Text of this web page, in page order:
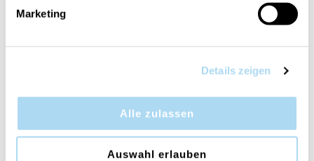
Marketing
Details zeigen
Alle zulassen
Auswahl erlauben